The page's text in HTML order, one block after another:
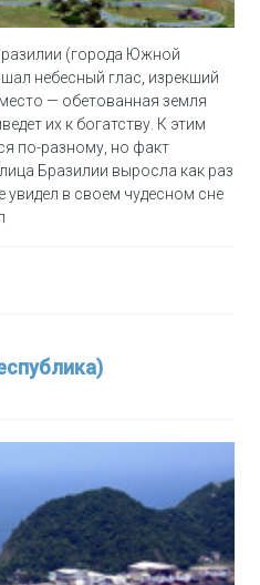
(города Южной
небесный глас, изрекший
— обетованная земля
их к богатству. К этим
по-разному, но факт
Бразилии выросла как раз
в своем чудесном сне